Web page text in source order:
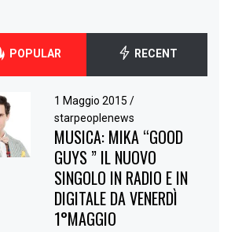
POPULAR RECENT
1 Maggio 2015 /
starpeoplenews
MUSICA: MIKA “GOOD
GUYS ” IL NUOVO
SINGOLO IN RADIO E IN
DIGITALE DA VENERDÌ
1°MAGGIO